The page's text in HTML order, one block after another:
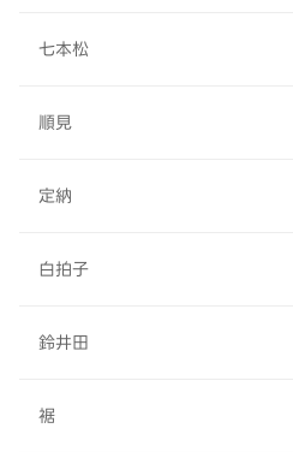
七本松
順見
定納
白拍子
鈴井田
裾